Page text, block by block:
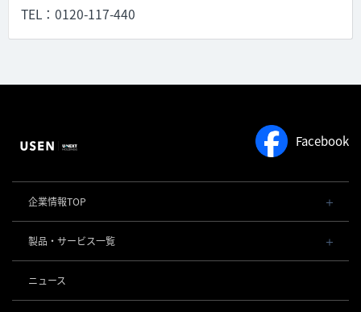
TEL：0120-117-440
Facebook
企業情報TOP
会社概要・役員一覧
事業内容
社長メッセージ
製品・サービス一覧
POSレジ 他
USENレジ
お役立ち情報
ニュース